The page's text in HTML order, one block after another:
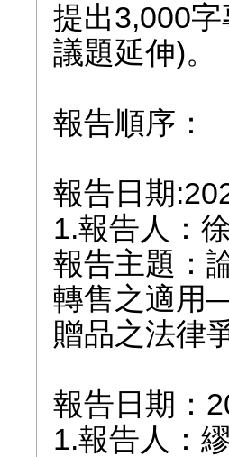
提出3,000
議題延伸)。
報告順序：
報告日期
1.報告人：
報告主題：
轉售之適用
贈品之法律
報告日期：
1.報告人：